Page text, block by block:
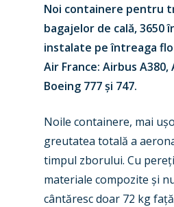
Noi containere pentru
bagajelor de cală, 3650
instalate pe întreaga
Air France: Airbus A380,
Boeing 777 și 747.
Noile containere, mai
greutatea totală a
timpul zborului. Cu
materiale compozite și
cântăresc doar 72 kg